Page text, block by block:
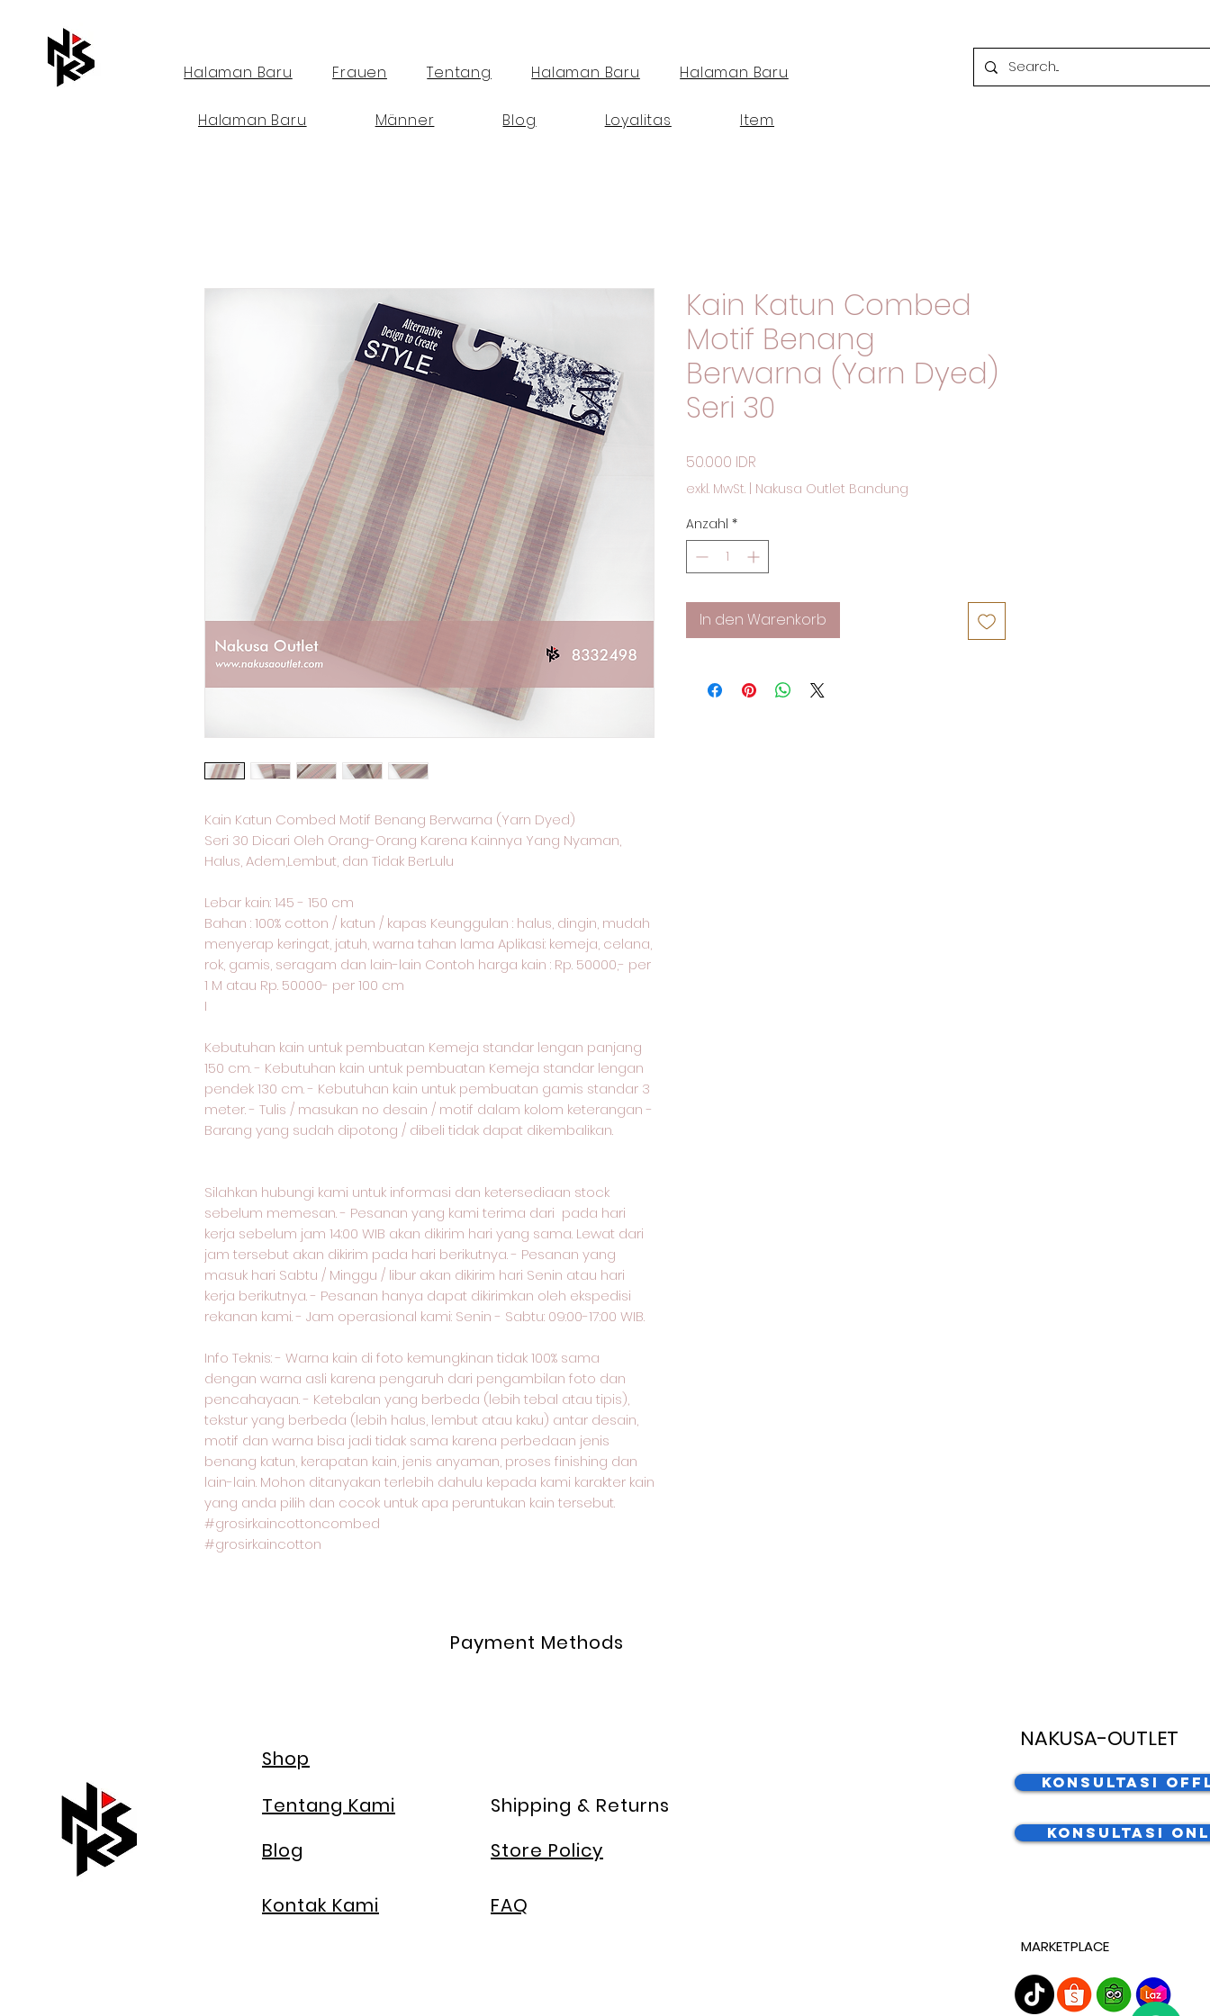
Halaman Baru Frauen Tentang Halaman Baru Halaman Baru
Halaman Baru Männer Blog Loyalitas Item
Kain Katun Combed Motif Benang Berwarna (Yarn Dyed)
Seri 30 Dicari Oleh Orang-Orang Karena Kainnya Yang Nyaman,
Halus, Adem,Lembut, dan Tidak BerLulu
Lebar kain: 145 - 150 cm
Bahan : 100% cotton / katun / kapas Keunggulan : halus, dingin, mudah
menyerap keringat, jatuh, warna tahan lama Aplikasi: kemeja, celana,
rok, gamis, seragam dan lain-lain Contoh harga kain : Rp. 50000,- per
1 M atau Rp. 50000- per 100 cm
I
Kebutuhan kain untuk pembuatan Kemeja standar lengan panjang
150 cm. - Kebutuhan kain untuk pembuatan Kemeja standar lengan
pendek 130 cm. - Kebutuhan kain untuk pembuatan gamis standar 3
meter. - Tulis / masukan no desain / motif dalam kolom keterangan -
Barang yang sudah dipotong / dibeli tidak dapat dikembalikan.
Silahkan hubungi kami untuk informasi dan ketersediaan stock
sebelum memesan. - Pesanan yang kami terima dari pada hari
kerja sebelum jam 14:00 WIB akan dikirim hari yang sama. Lewat dari
jam tersebut akan dikirim pada hari berikutnya. - Pesanan yang
masuk hari Sabtu / Minggu / libur akan dikirim hari Senin atau hari
kerja berikutnya. - Pesanan hanya dapat dikirimkan oleh ekspedisi
rekanan kami. - Jam operasional kami: Senin - Sabtu: 09:00-17:00 WIB.
Info Teknis: - Warna kain di foto kemungkinan tidak 100% sama
dengan warna asli karena pengaruh dari pengambilan foto dan
pencahayaan. - Ketebalan yang berbeda (lebih tebal atau tipis),
tekstur yang berbeda (lebih halus, lembut atau kaku) antar desain,
motif dan warna bisa jadi tidak sama karena perbedaan jenis
benang katun, kerapatan kain, jenis anyaman, proses finishing dan
lain-lain. Mohon ditanyakan terlebih dahulu kepada kami karakter kain
yang anda pilih dan cocok untuk apa peruntukan kain tersebut.
#grosirkaincottoncombed
#grosirkaincotton
Kain Katun Combed
Motif Benang
Berwarna (Yarn Dyed)
Seri 30
50.000 IDR
exkl. MwSt. Nakusa Outlet Bandung
Anzahl *
In den Warenkorb
Payment Methods
Shop
Tentang Kami
Blog
Kontak Kami
Shipping & Returns
Store Policy
FAQ
NAKUSA-OUTLET
Konsultasi
Konsultasi
MARKETPLACE